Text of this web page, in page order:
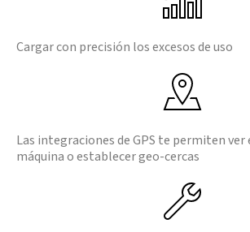
Cargar con precisión los excesos de uso
Las integraciones de GPS te permiten ver
máquina o establecer geo-cercas